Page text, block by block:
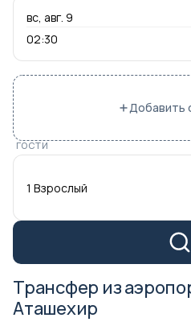
02:30
Добавить
ГОСТИ
1 Взрослый
Трансфер из
Аташехир